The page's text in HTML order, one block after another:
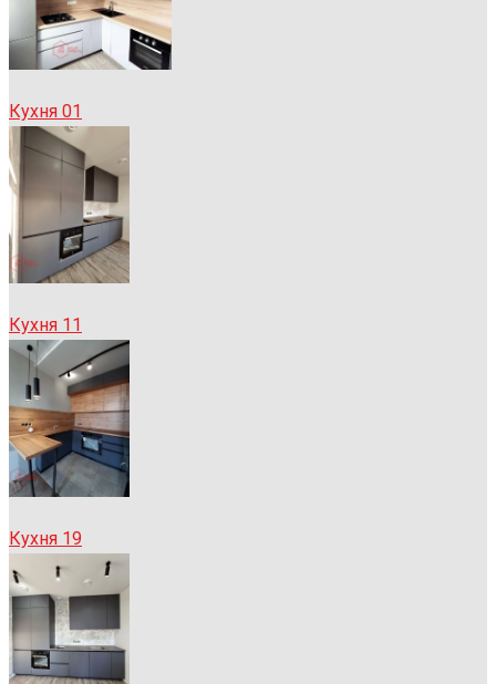
Кухня 01
Кухня 11
Кухня 19